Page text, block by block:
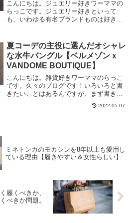
こんにちは。ジュエリー好きワーママの
らっこです。ジュエリー好きといって
も、いわゆる有名ブランドものは好きじ
のジュエリーが好きです。今日はです
ね、去年一目惚れして購入して...
夏コーデの主役に選んだオシャレ
な水牛バングル【ベルメゾンｘ
VANDOME BOUTIQUE】
こんにちは。雑貨好きワーママのらっこ
です。久々のブログです！いろいろと書
きたいことはあるんですが、まず書きた
いのが最近ゲットしたバングルのこと。
そろそろ夏に向けて存在感のあるバング
2022.05.07
ミネトンカのモカシンを8年以上も愛用し
ている理由【履きやすい＆女性らしい】
履くべきか、
べきか問題。